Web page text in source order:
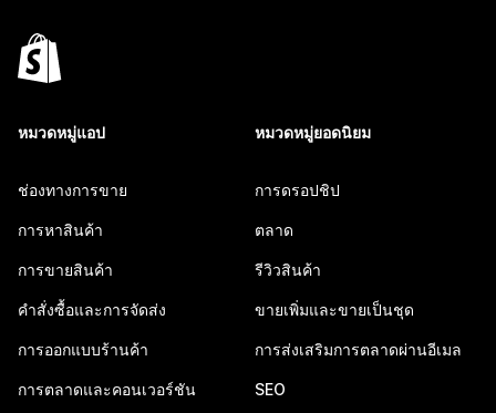
หมวดหมู่แอป
ช่องทางการขาย
การหาสินค้า
การขายสินค้า
คำสั่งซื้อและการจัดส่ง
การออกแบบร้านค้า
การตลาดและคอนเวอร์ชัน
หมวดหมู่ยอดนิยม
การดรอปชิป
ตลาด
รีวิวสินค้า
ขายเพิ่มและขายเป็นชุด
การส่งเสริมการตลาดผ่านอีเมล
SEO